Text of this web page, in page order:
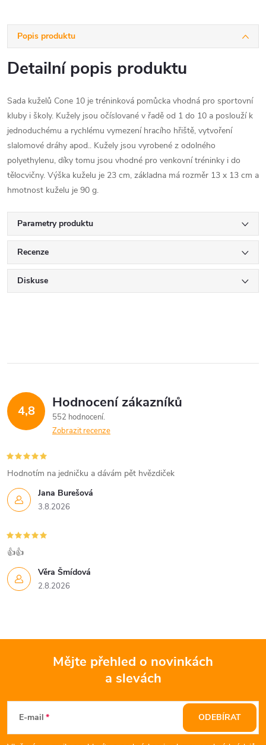
Popis produktu
Detailní popis produktu
Sada kuželů Cone 10 je tréninková pomůcka vhodná pro sportovní
kluby i školy. Kužely jsou očíslované v řadě od 1 do 10 a poslouží k
jednoduchému a rychlému vymezení hracího hřiště, vytvoření
slalomové dráhy apod.. Kužely jsou vyrobené z odolného
polyethylenu, díky tomu jsou vhodné pro venkovní tréninky i do
tělocvičny. Výška kuželu je 23 cm, základna má rozměr 13 x 13 cm a
hmotnost kuželu je 90 g.
Parametry produktu
Recenze
Diskuse
4,8 Hodnocení zákazníků
552 hodnocení
Zobrazit recenze
Jana Burešová
3.8.2026
Hodnotím na jedničku a dávám pět hvězdiček
Věra Šmídová
2.8.2026
👍👍
Mějte přehled o novinkách
a slevách
E-mail ODEBÍRAT